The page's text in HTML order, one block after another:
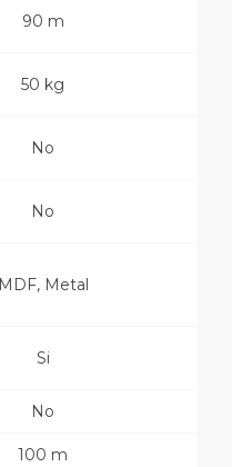
90 m
50 kg
No
No
MDF, Metal
Si
No
100 m